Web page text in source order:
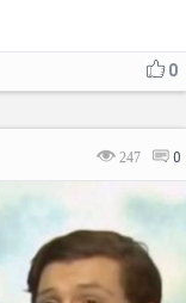
0
247 0